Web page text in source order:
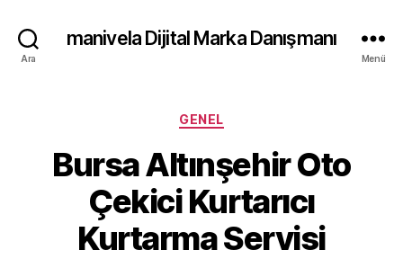
Ara
manivela Dijital Marka Danışmanı
Menü
Kategoriler
GENEL
Bursa Altınşehir Oto
Çekici Kurtarıcı
Kurtarma Servisi